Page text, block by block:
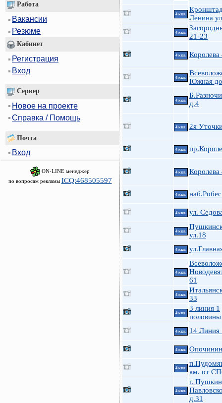
Работа
Вакансии
Резюме
Кабинет
Регистрация
Вход
Сервер
Новое на проекте
Справка / Помощь
Почта
Вход
ON-LINE менеджер
по вопросам рекламы ICQ:468505597
4 ккв.
Ленина
4 ккв.
21-23
4 ккв. Королева
4 ккв.
Южная
4 ккв.
д.4
4 ккв. 2я
4 ккв.
4 ккв. Королева
4 ккв.
4 ккв. ул.
4 ккв.
ул.18
4 ккв.
4 ккв.
61
4 ккв.
33
4 ккв.
3 линия 1
4 ккв. 14 Линия
4 ккв.
4 ккв.
км. от
4 ккв.
г.
д.31